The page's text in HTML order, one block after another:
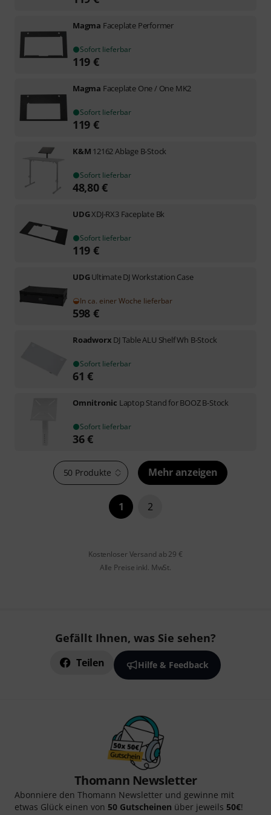
Magma Faceplate Performer
Sofort lieferbar
119 €
Magma Faceplate One / One MK2
Sofort lieferbar
119 €
K&M 12162 Ablage B-Stock
Sofort lieferbar
48,80€
UDGXDJ-RX3 Faceplate Bk
Sofort lieferbar
119 €
UDGUltimate DJ Workstation Case
In ca. einer Woche lieferbar
598 €
Roadworx DJ Table ALU Shelf Wh B-Stock
Sofort lieferbar
61 €
Omnitronic Laptop Stand for BOOZ B-Stock
Sofort lieferbar
36€
50 Produkte Mehr anzeigen
1 2
Kostenloser Versand ab 29 €
Alle Preise inkl. MwSt.
Gefällt Ihnen, was Sie sehen?
Teilen Hilfe & Feedback
Thomann Newsletter
Abonniere den Thomann Newsletter und gewinne mit
etwas Glück einen von 50 Gutscheinen über jeweils 50€!